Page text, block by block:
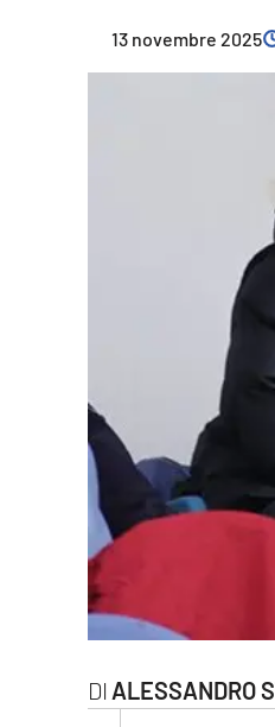
13 novembre 2025
ALESSANDRO